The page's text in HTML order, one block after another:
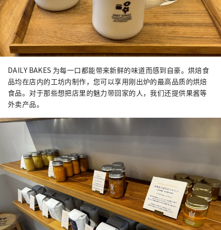
DAILY BAKES 为每一口都能带来新鲜的味道而感到自豪。烘焙食
品均在店内的工坊内制作，您可以享用刚出炉的最高品质的烘焙
食品。对于那些想把店里的魅力带回家的人，我们还提供果酱等
外卖产品。